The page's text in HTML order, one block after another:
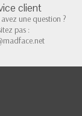
client
une question ?
pas :